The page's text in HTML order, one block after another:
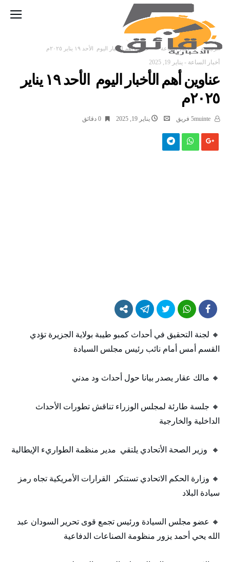
‫الرئيسية‬ أخبار الساعة عناوين أهم الأخبار اليوم الأحد ١٩ يناير ٢٠٢٥م
أخبار الساعة - يناير 19, 2025
عناوين أهم الأخبار اليوم الأحد ١٩ يناير
٢٠٢٥م
يناير 19, 2025 0 ‫دقائق‬
🔸 لجنة التحقيق في أحداث كمبو طيبة بولاية الجزيرة تؤدي
القسم أمس أمام نائب رئيس مجلس السيادة
🔸 مالك عقار يصدر بيانا حول أحداث ود مدني
🔸 جلسة طارئة لمجلس الوزراء تناقش تطورات الأحداث
الداخلية والخارجية
🔸 وزير الصحة الأتحادي يلتقي مدير منظمة الطواريء الإيطالية
🔸 وزارة الحكم الاتحادي تستنكر القرارات الأمريكية تجاه رمز
سيادة البلاد
🔸 عضو مجلس السيادة ورئيس تجمع قوى تحرير السودان عبد
الله يحي أحمد يزور منظومة الصناعات الدفاعية